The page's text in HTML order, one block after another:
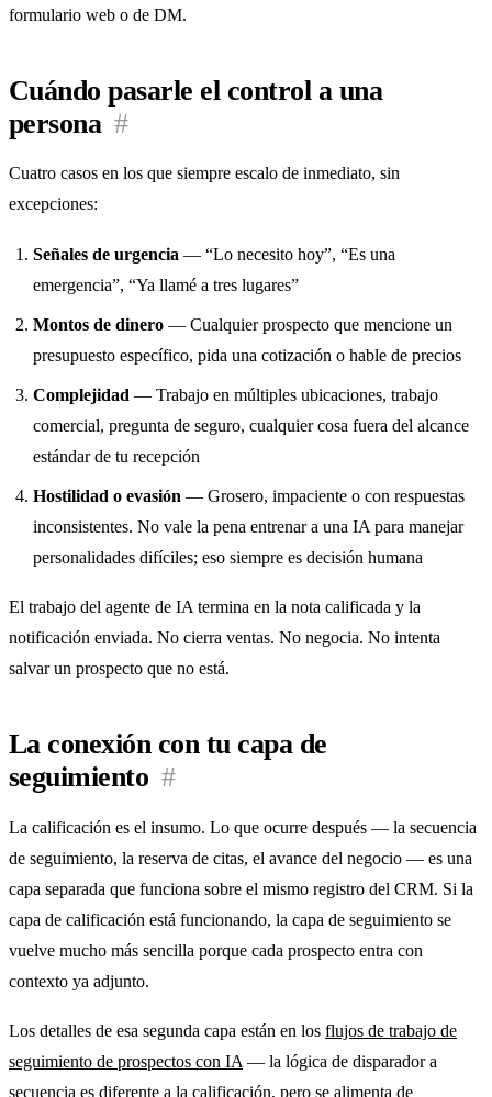
formulario web o de DM.
Cuándo pasarle el control a una
persona #
Cuatro casos en los que siempre escalo de inmediato, sin
excepciones:
Señales de urgencia — “Lo necesito hoy”, “Es una
emergencia”, “Ya llamé a tres lugares”
Montos de dinero — Cualquier prospecto que mencione un
presupuesto específico, pida una cotización o hable de precios
Complejidad — Trabajo en múltiples ubicaciones, trabajo
comercial, pregunta de seguro, cualquier cosa fuera del alcance
estándar de tu recepción
Hostilidad o evasión — Grosero, impaciente o con respuestas
inconsistentes. No vale la pena entrenar a una IA para manejar
personalidades difíciles; eso siempre es decisión humana
El trabajo del agente de IA termina en la nota calificada y la
notificación enviada. No cierra ventas. No negocia. No intenta
salvar un prospecto que no está.
La conexión con tu capa de
seguimiento #
La calificación es el insumo. Lo que ocurre después — la secuencia
de seguimiento, la reserva de citas, el avance del negocio — es una
capa separada que funciona sobre el mismo registro del CRM. Si la
capa de calificación está funcionando, la capa de seguimiento se
vuelve mucho más sencilla porque cada prospecto entra con
contexto ya adjunto.
Los detalles de esa segunda capa están en los flujos de trabajo de
seguimiento de prospectos con IA— la lógica de disparador a
secuencia es diferente a la calificación, pero se alimenta de